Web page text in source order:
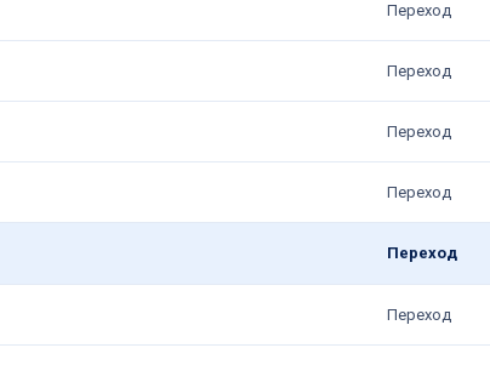
Переход
Переход
Переход
Переход
Переход
Переход